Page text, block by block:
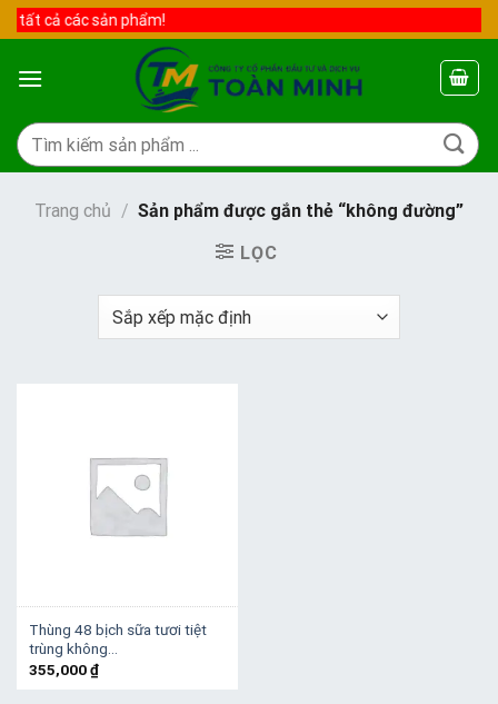
Skip
to
content
tất cả các sản phẩm!
Tìm
kiếm:
Trang chủ / Sản phẩm được gắn thẻ “không đường”
LỌC
Thùng 48 bịch sữa tươi tiệt
trùng không…
355,000₫